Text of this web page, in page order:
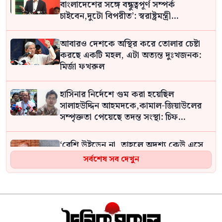
বাংলাদেশের সঙ্গে বন্ধুত্বপূর্ণ সম্পর্ক
চাইবেন,দুটো বিপরীত’: স্বরাষ্ট্রমন্ত্রী
সালাহউদ্দিন
আবারও দেশকে অস্থির করে তোলার চেষ্টা
করছে একটি মহল, এটা অত্যন্ত দুঃখজনক:
মির্জা ফখরুল
হাসিনার নির্দেশে গুম করা হয়েছিল
সালাহউদ্দিন আহমদকে,কামাল-জিয়াউলের
সম্পৃক্ততা পেয়েছে তদন্ত সংস্থা: চিফ
প্রসিকিউটর
‘বেশি উইড়েন না, তাহলে অদৃশ্য কেউ এসে
সালাম দিয়ে দিবে’: বিএনপি নেতাকে
উড়োচিঠি
‘গালি দিলে আমার কিছু আসে যায় না, বরং
লাভ আছে,কেউ আমাকে অহেতুক গালি দিলে
আমার কিছু গুনাহ মাফ হবে: জামায়াত আমির
সর্বশেষ সব দেখুন